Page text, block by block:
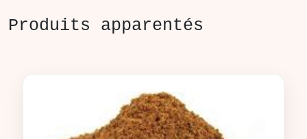
Produits apparentés